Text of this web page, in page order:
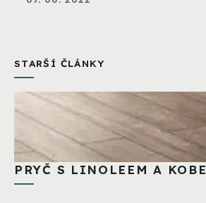
STARŠÍ ČLÁNKY
PRYČ S LINOLEEM A